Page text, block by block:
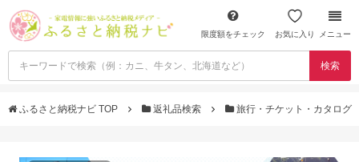
限度額をチェック お気に入り メニュー
検索
ふるさと納税ナビ TOP 返礼品検索 旅行・チケット・カタログ